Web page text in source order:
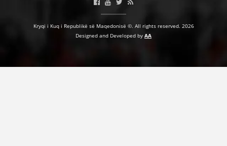
VEPRIMTARI
Kryqi i Kuq i Republikë së Maqedonisë ©. All rights reserved. 2026
Designed and Developed by AA